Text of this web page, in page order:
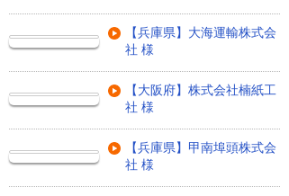
【兵庫県】大海運輸株式会
社 様
【大阪府】株式会社楠紙工
社 様
【兵庫県】甲南埠頭株式会
社 様